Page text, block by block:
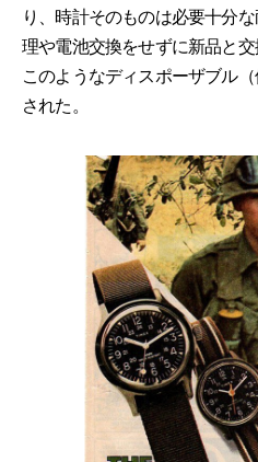
り、時計そのものは必要十分
理や電池交換をせずに新品と交
このようなディスポーザブル
された。